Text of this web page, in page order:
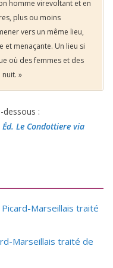
homme virevoltant et en
plus ou moins
vers un même lieu,
et menaçante. Un lieu si
où des femmes et des
»
dessous :
Éd. Le Condottiere via
Picard-Marseillais traité
Marseillais traité de